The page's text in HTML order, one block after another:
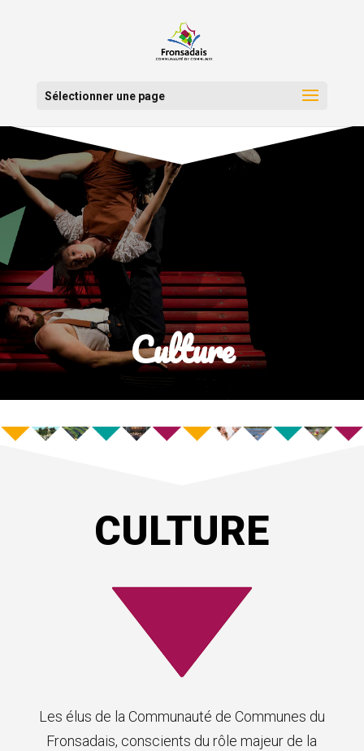
Sélectionner une page
Culture
CULTURE
Les élus de la Communauté de Communes du
Fronsadais, conscients du rôle majeur de la